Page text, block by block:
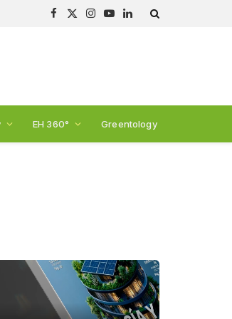
Facebook
X
Instagram
YouTubeLinkedIn
EH 360° Greentology